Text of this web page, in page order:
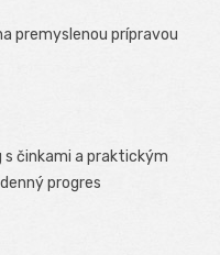
premyslenou prípravou
s činkami a praktickým
progres